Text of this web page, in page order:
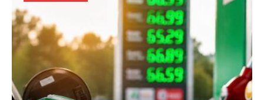
Контакты